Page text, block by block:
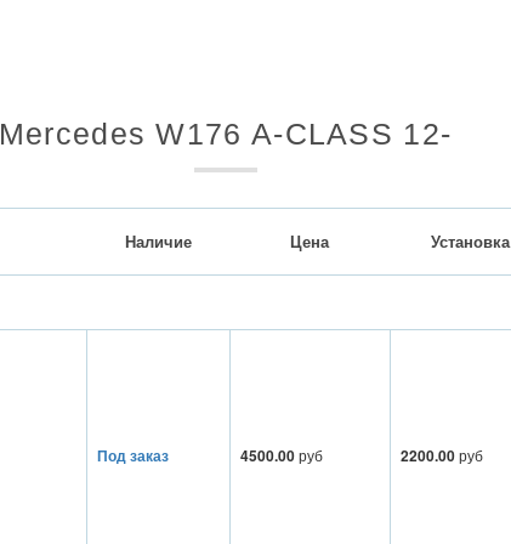
Mercedes W176 A-CLASS 12-
Наличие Цена Установка
Под заказ 4500.00руб 2200.00руб